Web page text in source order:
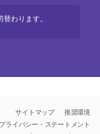
わります。
サイトマップ
推奨環境
プライバシー・ステートメント